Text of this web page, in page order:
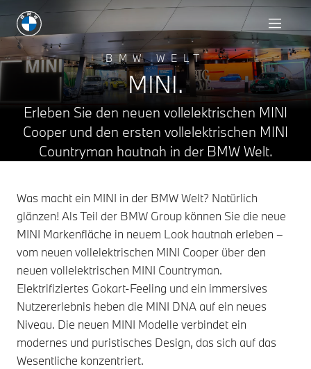
BMW WELT
MINI.
Erleben Sie den neuen vollelektrischen MINI
Cooper und den ersten vollelektrischen MINI
Countryman hautnah in der BMW Welt.
Was macht ein MINI in der BMW Welt? Natürlich
glänzen! Als Teil der BMW Group können Sie die neue
MINI Markenfläche in neuem Look hautnah erleben –
vom neuen vollelektrischen MINI Cooper über den
neuen vollelektrischen MINI Countryman.
Elektrifiziertes Gokart-Feeling und ein immersives
Nutzererlebnis heben die MINI DNA auf ein neues
Niveau. Die neuen MINI Modelle verbindet ein
modernes und puristisches Design, das sich auf das
Wesentliche konzentriert.